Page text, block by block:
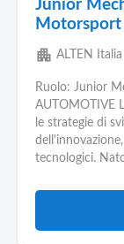
Junior
Motorsport
apartment ALTEN Italia
Ruolo: Junior
AUTOMOTIVE
le strategie di
tecnologici.